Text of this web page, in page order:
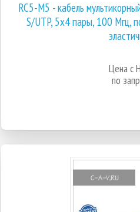
RC5-M5 - кабель
S/UTP, 5х4 пары, 100 Мгц,
Цена с
по